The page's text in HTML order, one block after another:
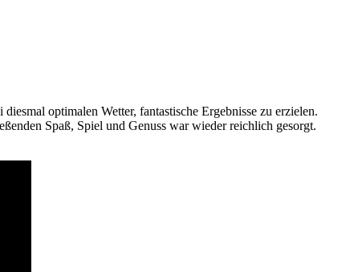
optimalen Wetter, fantastische Ergebnisse zu erzielen.
Spaß, Spiel und Genuss war wieder reichlich gesorgt.